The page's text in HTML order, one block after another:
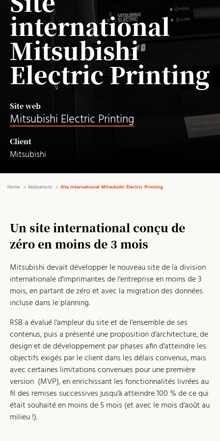
international
Mitsubishi
Electric Printing
Site web
Mitsubishi Electric Printing
Client
Mitsubishi
Home Réalisations Site international Mitsubishi Electric Printing
Un site international conçu de
zéro en moins de 3 mois
Mitsubishi devait développer le nouveau site de la division
internationale d'imprimantes de l'entreprise en moins de 3
mois, en partant de zéro et avec la migration des données
incluse dans le planning.
RSB a évalué l'ampleur du site et de l'ensemble de ses
contenus, puis a présenté une proposition d'architecture, de
design et de développement par phases afin d'atteindre les
objectifs exigés par le client dans les délais convenus, mais
avec certaines limitations convenues pour une première
version (MVP), en enrichissant les fonctionnalités livrées au
fil des remises successives jusqu'à atteindre 100 % de ce qui
était souhaité en moins de 5 mois (et avec le mois d'août au
milieu !).